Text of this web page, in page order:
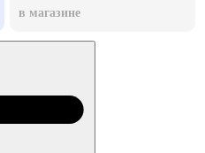
в магазине